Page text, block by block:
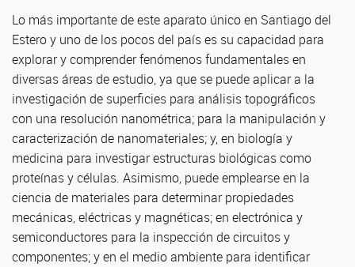
Lo más importante de este aparato único en Santiago del
Estero y uno de los pocos del país es su capacidad para
explorar y comprender fenómenos fundamentales en
diversas áreas de estudio, ya que se puede aplicar a la
investigación de superficies para análisis topográficos
con una resolución nanométrica; para la manipulación y
caracterización de nanomateriales; y, en biología y
medicina para investigar estructuras biológicas como
proteínas y células. Asimismo, puede emplearse en la
ciencia de materiales para determinar propiedades
mecánicas, eléctricas y magnéticas; en electrónica y
semiconductores para la inspección de circuitos y
componentes; y en el medio ambiente para identificar